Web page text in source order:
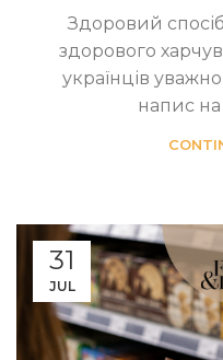
Здоровий
здорового
українців
напис на
31
JUL